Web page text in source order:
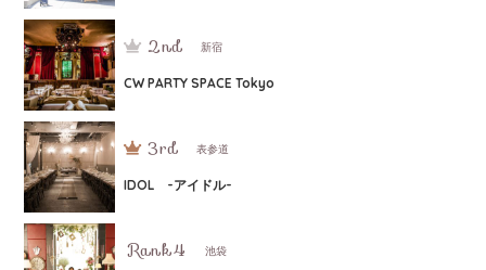
新宿
CW PARTY SPACE Tokyo
表参道
IDOL -アイドル-
池袋